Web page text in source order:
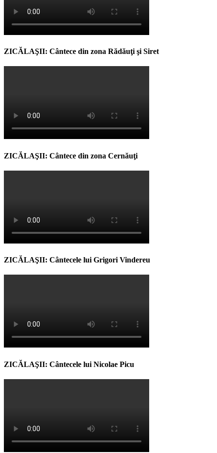
ZICĂLAŞII: Cântece din zona Rădăuţi şi Siret
ZICĂLAŞII: Cântece din zona Cernăuţi
ZICĂLAŞII: Cântecele lui Grigori Vindereu
ZICĂLAŞII: Cântecele lui Nicolae Picu